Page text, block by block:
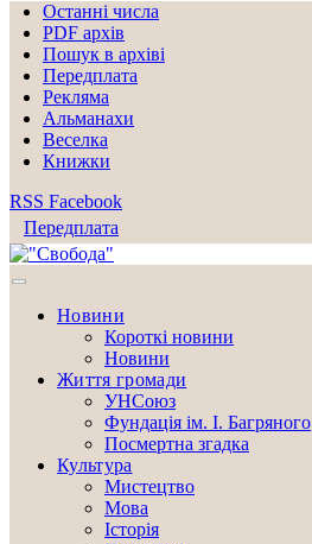
Останні числа
PDF архів
Пошук в архіві
Передплата
Рекляма
Альманахи
Веселка
Книжки
RSS Facebook
Передплата
Новини
Короткі новини
Новини
Життя громади
УНСоюз
Фундація ім. І. Багряного
Посмертна згадка
Культура
Мистецтво
Мова
Історія